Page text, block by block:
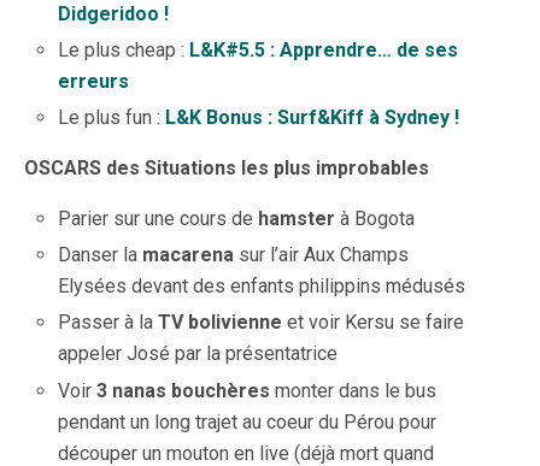
Didgeridoo !
Le plus cheap : L&K#5.5 : Apprendre… de ses
erreurs
Le plus fun : L&K Bonus : Surf&Kiff à Sydney !
OSCARS des Situations les plus improbables
Parier sur une cours de hamster à Bogota
Danser la macarena sur l’air Aux Champs
Elysées devant des enfants philippins médusés
Passer à laTV bolivienne et voir Kersu se faire
appeler José par la présentatrice
Voir3 nanas bouchères monter dans le bus
pendant un long trajet au coeur du Pérou pour
découper un mouton en live (déjà mort quand